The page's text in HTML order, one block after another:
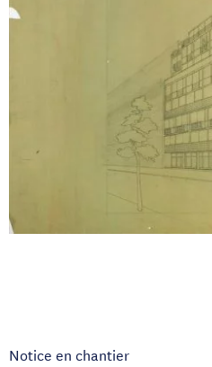
Notice en chantier